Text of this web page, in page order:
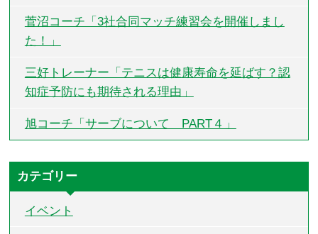
菅沼コーチ「3社合同マッチ練習会を開催しまし
た！」
三好トレーナー「テニスは健康寿命を延ばす？認
知症予防にも期待される理由」
旭コーチ「サーブについて PART４」
カテゴリー
イベント